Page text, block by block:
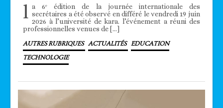
l a 6ᵉ édition de la journée internationale des
secrétaires a été observé en différé le vendredi 19 juin
2026 à l’université de kara. l’événement a réuni des
professionnelles venues de […]
AUTRES RUBRIQUES ACTUALITÉS EDUCATION
TECHNOLOGIE